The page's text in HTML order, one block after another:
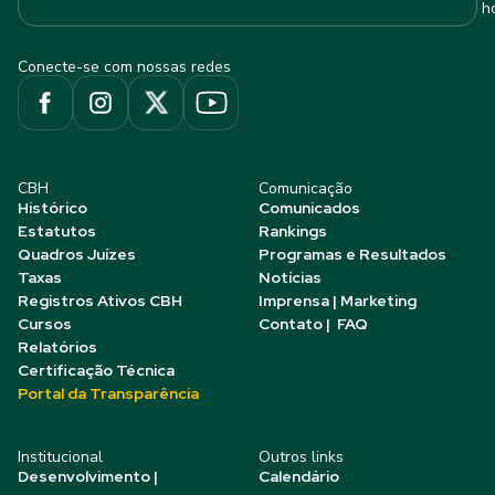
Conecte-se com nossas redes
CBH
Histórico
Estatutos
Quadros Juízes
Taxas
Registros Ativos CBH
Cursos
Relatórios
Certificação Técnica
Portal da Transparência
Comunicação
Comunicados
Rankings
Programas e Resultados
Notícias
Imprensa | Marketing
Contato | FAQ
Institucional
Desenvolvimento |
Outros links
Calendário